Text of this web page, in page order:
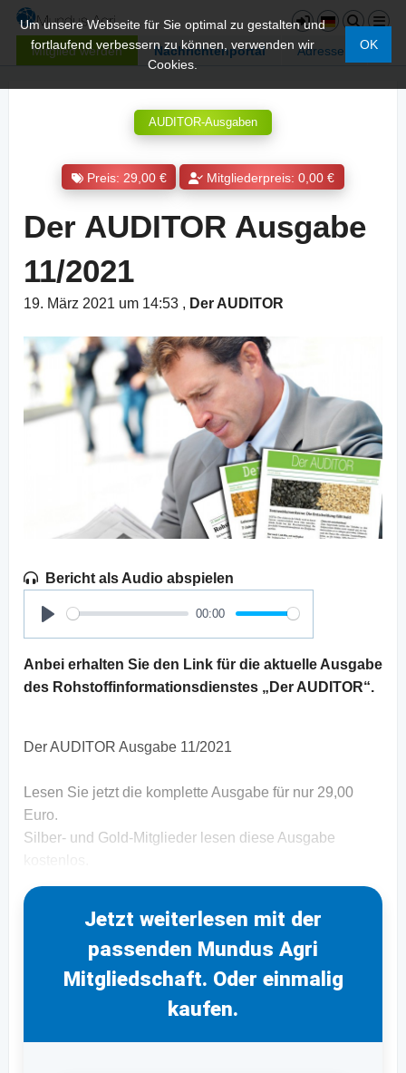
Mitglied werden Nachrichtenportal Adressen
Um unsere Webseite für Sie optimal zu gestalten und
fortlaufend verbessern zu können, verwenden wir
Cookies.
OK
AUDITOR-Ausgaben
Preis: 29,00 € Mitgliederpreis: 0,00 €
Der AUDITOR Ausgabe
11/2021
19. März 2021 um 14:53 , Der AUDITOR
Bericht als Audio abspielen
Play
00:00
Anbei erhalten Sie den Link für die aktuelle Ausgabe
des Rohstoffinformationsdienstes „Der AUDITOR“.
Der AUDITOR Ausgabe 11/2021
Lesen Sie jetzt die komplette Ausgabe für nur 29,00
Euro.
Silber- und Gold-Mitglieder lesen diese Ausgabe
Jetzt weiterlesen mit der
passenden Mundus Agri
Mitgliedschaft. Oder einmalig
kaufen.